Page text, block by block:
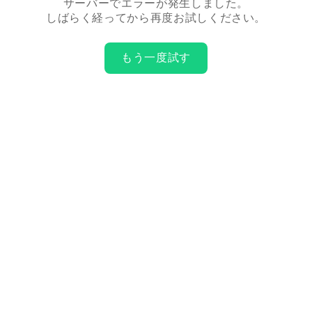
サーバーでエラーが発生しました。
しばらく経ってから再度お試しください。
もう一度試す